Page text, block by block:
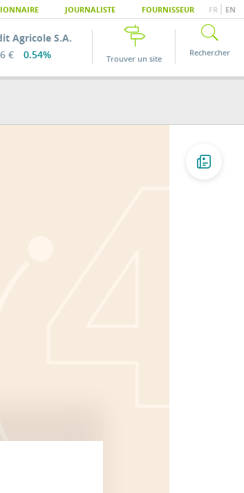
JOURNALISTE FOURNISSEUR FR EN
Agricole S.A.
€
0.54% Trouver un site
Rechercher